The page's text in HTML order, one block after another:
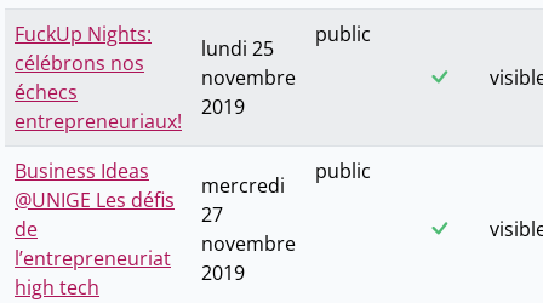
FuckUp Nights:
célébrons nos
échecs
entrepreneuriaux!
lundi 25
novembre
2019
public
Business Ideas
@UNIGE Les défis
de
l’entrepreneuriat
high tech
mercredi
27
novembre
2019
public